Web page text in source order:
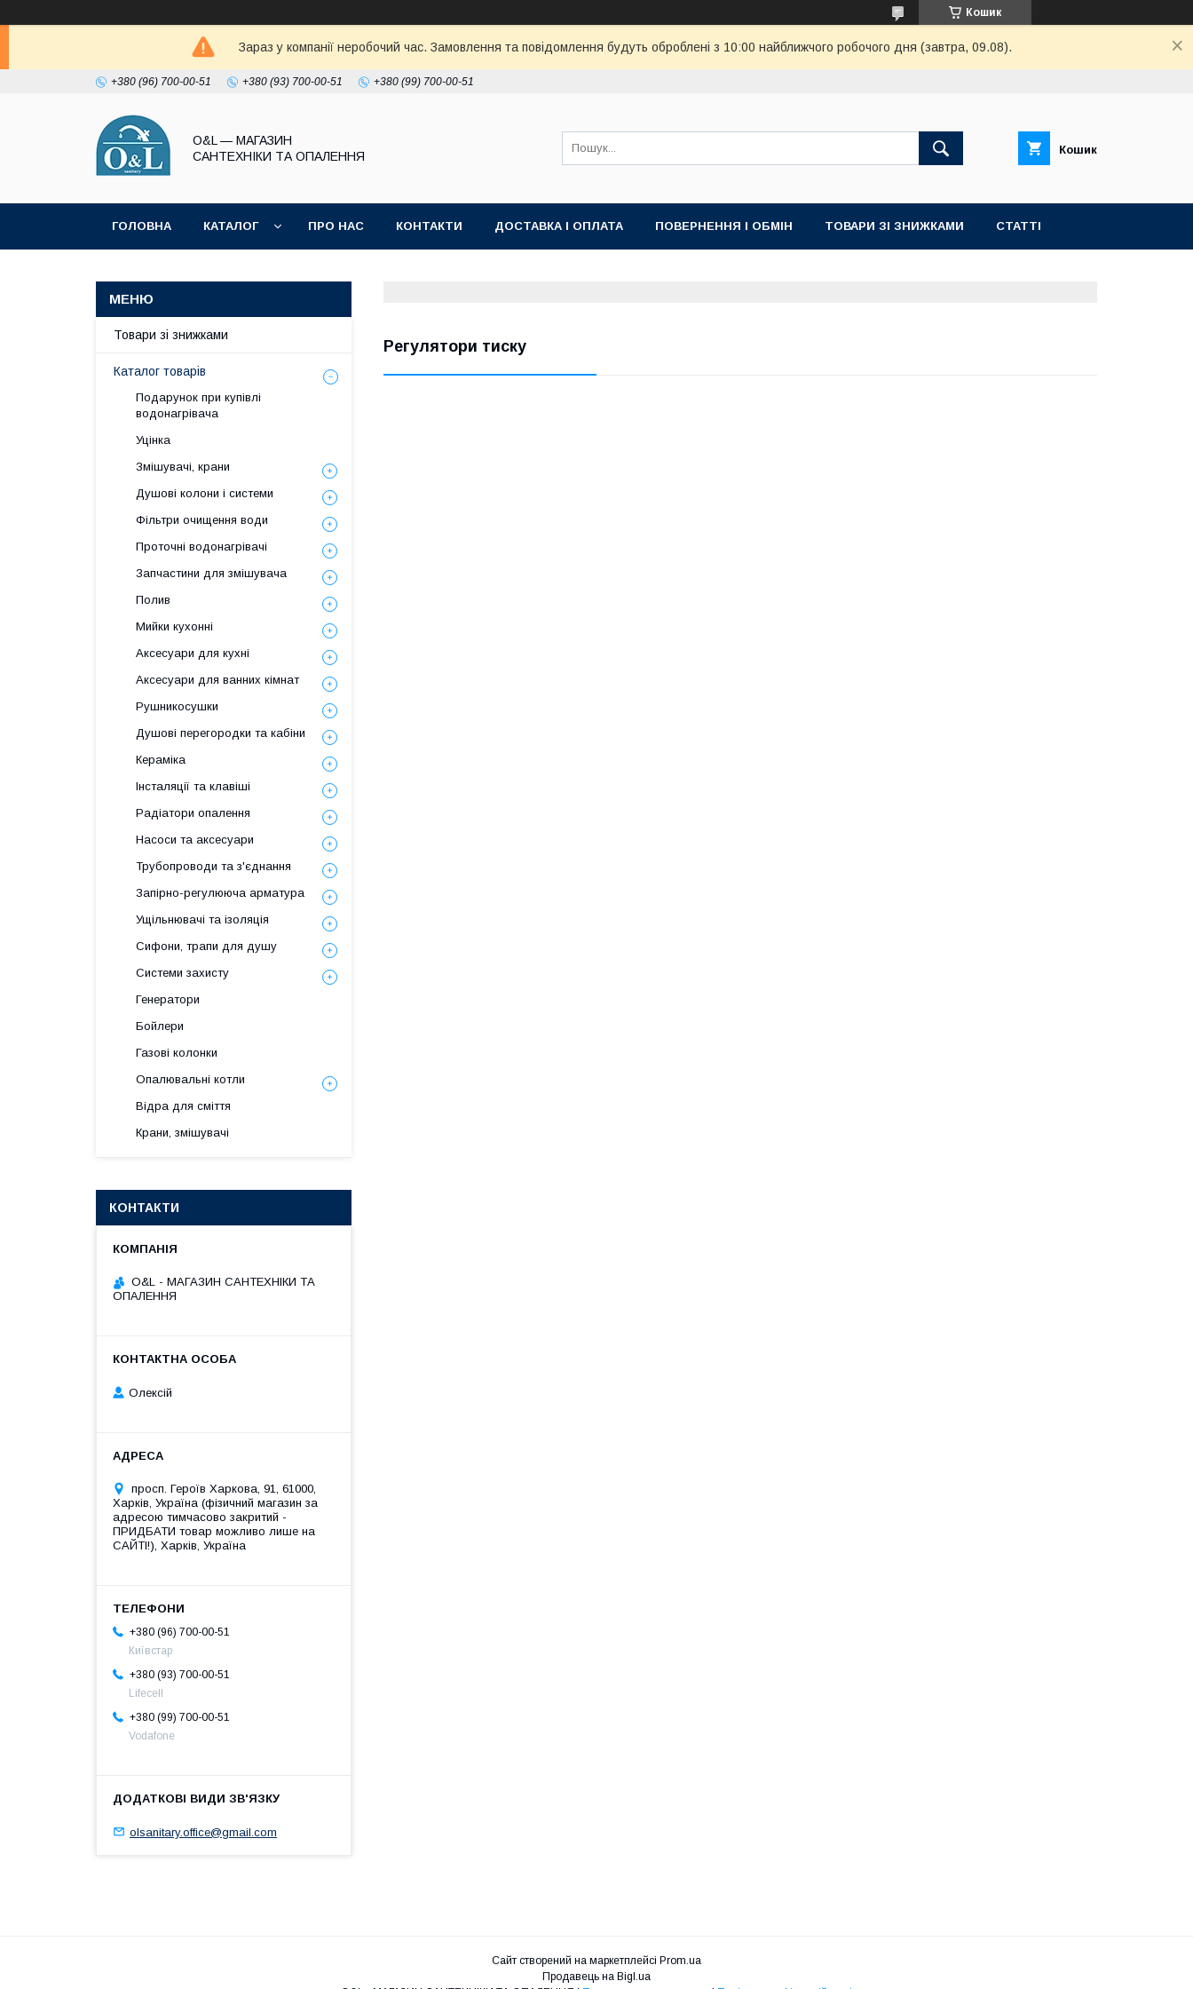
Кошик
Зараз у компанії неробочий час. Замовлення та повідомлення будуть оброблені з 10:00 найближчого робочого дня (завтра, 09.08).
+380 (96) 700-00-51 +380 (93) 700-00-51 +380 (99) 700-00-51
O&L — МАГАЗИН
САНТЕХНІКИ ТА ОПАЛЕННЯ
Кошик
ГОЛОВНА КАТАЛОГ ПРО НАС КОНТАКТИ ДОСТАВКА І ОПЛАТА ПОВЕРНЕННЯ І ОБМІН ТОВАРИ ЗІ ЗНИЖКАМИ СТАТТІ
Регулятори тиску
Товари зі знижками
Каталог товарів
Подарунок при купівлі
водонагрівача
Уцінка
Змішувачі, крани
Душові колони і системи
Фільтри очищення води
Проточні водонагрівачі
Запчастини для змішувача
Полив
Мийки кухонні
Аксесуари для кухні
Аксесуари для ванних кімнат
Рушникосушки
Душові перегородки та кабіни
Кераміка
Інсталяції та клавіші
Радіатори опалення
Насоси та аксесуари
Трубопроводи та з'єднання
Запірно-регулююча арматура
Ущільнювачі та ізоляція
Сифони, трапи для душу
Системи захисту
Генератори
Бойлери
Газові колонки
Опалювальні котли
Відра для сміття
Крани, змішувачі
КОНТАКТИ
O&L - МАГАЗИН САНТЕХНІКИ ТА
ОПАЛЕННЯ
Олексій
просп. Героїв Харкова, 91, 61000,
Харків, Україна (фізичний магазин за
адресою тимчасово закритий -
ПРИДБАТИ товар можливо лише на
САЙТІ!), Харків, Україна
+380 (96) 700-00-51
Київстар
+380 (93) 700-00-51
Lifecell
+380 (99) 700-00-51
Vodafone
olsanitary.office@gmail.com
Сайт створений на маркетплейсі Prom.ua
Продавець на Bigl.ua